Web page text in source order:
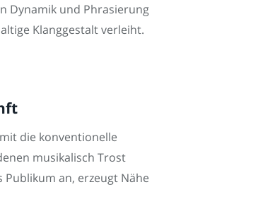
Dynamik und Phrasierung
Klanggestalt verleiht.
die konventionelle
musikalisch Trost
an, erzeugt Nähe